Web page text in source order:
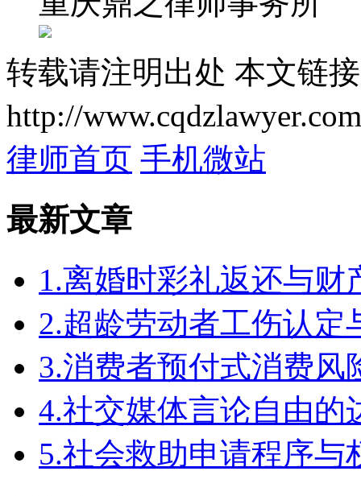
转载请注明出处 本文链
http://
律师首页 手机微站
最新文章
1.离婚时彩礼返还与财
2.超龄劳动者工伤认定
3.消费者预付式消费风
4.社交媒体言论自由
5.社会救助申请程序与